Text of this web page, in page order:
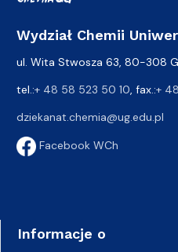
Wydział Chemii
ul. Wita Stwosza 63, 80-308
tel.:+ 48 58 523 50 10 , fax.:+
dziekanat.chemia@ug.edu.pl
Facebook WCh
Informacje o